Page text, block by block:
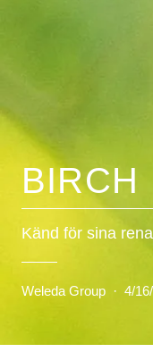
BIRCH
Känd för sina
Weleda Group · 4/